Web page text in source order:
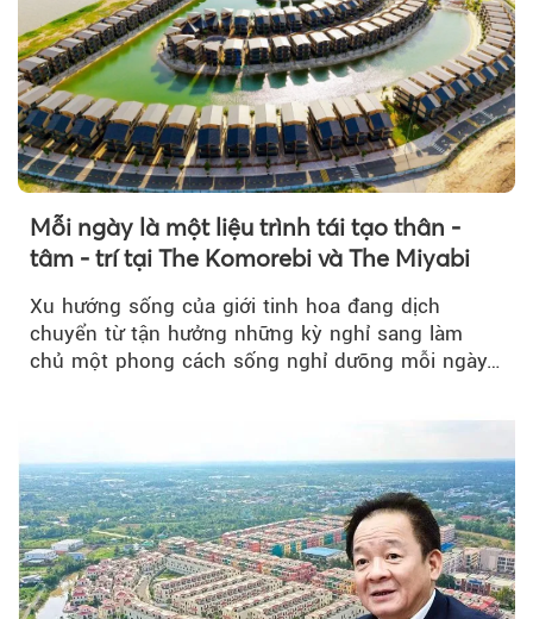
Mỗi ngày là một liệu trình tái tạo thân -
tâm - trí tại The Komorebi và The Miyabi
Xu hướng sống của giới tinh hoa đang dịch
chuyển từ tận hưởng những kỳ nghỉ sang làm
chủ một phong cách sống nghỉ dưỡng mỗi ngày…